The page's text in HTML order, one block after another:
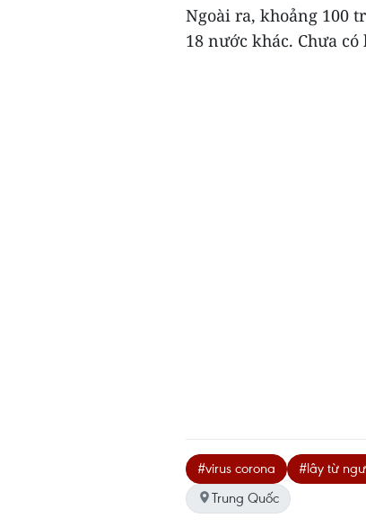
Ngoài ra, khoảng 100
18 nước khác. Chưa
#virus corona #lây từ
Trung Quốc